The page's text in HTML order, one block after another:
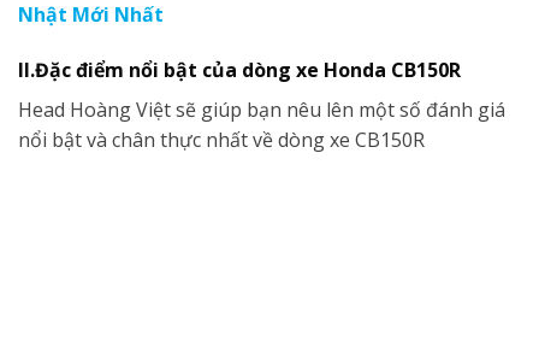
Nhật Mới Nhất
II.Đặc điểm nổi bật của dòng xe Honda CB150R
Head Hoàng Việt sẽ giúp bạn nêu lên một số đánh giá
nổi bật và chân thực nhất về dòng xe CB150R